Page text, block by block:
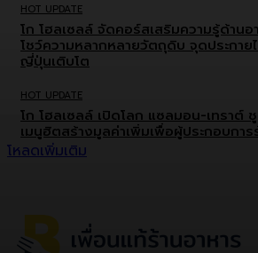
HOT UPDATE
โก โฮลเซลล์ จัดคอร์สเสริมความรู้ด้าน
โชว์ความหลากหลายวัตถุดิบ จุดประกา
ญี่ปุ่นเติบโต
HOT UPDATE
โก โฮลเซลล์ เปิดโลก แซลมอน-เทราต์
เมนูฮิตสร้างมูลค่าเพิ่มเพื่อผู้ประกอบการ
โหลดเพิ่มเติม